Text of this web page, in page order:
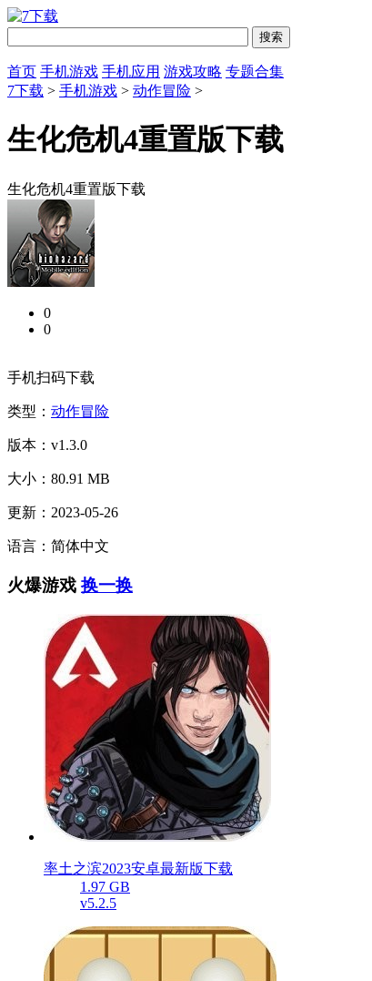
首页 手机游戏 手机应用 游戏攻略 专题合集
7下载 > 手机游戏 > 动作冒险 >
生化危机4重置版下载
生化危机4重置版下载
0
0
手机扫码下载
类型： 动作冒险
版本：v1.3.0
大小：80.91 MB
更新：2023-05-26
语言：简体中文
火爆游戏 换一换
率土之滨2023安卓最新版下载
1.97 GB
v5.2.5